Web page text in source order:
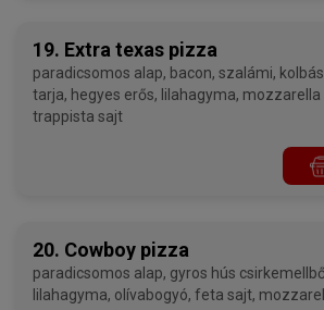
19. Extra texas pizza
paradicsomos alap, bacon, szalámi, kolbász,
tarja, hegyes erős, lilahagyma, mozzarella sajt,
trappista sajt
20. Cowboy pizza
paradicsomos alap, gyros hús csirkemellből,
lilahagyma, olívabogyó, feta sajt, mozzarella sajt,